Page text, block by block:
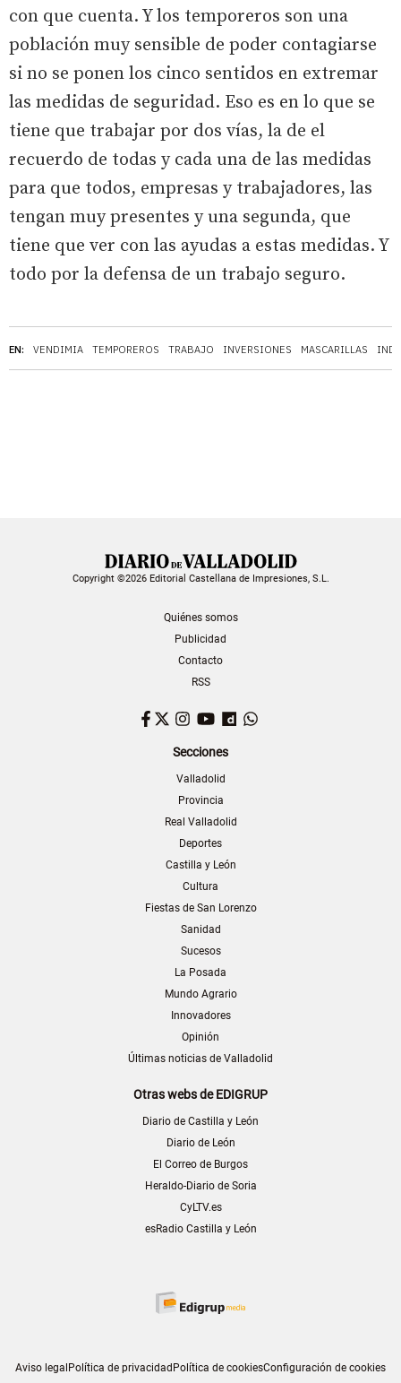
EN: VENDIMIA TEMPOREROS TRABAJO INVERSIONES MASCARILLAS
con que cuenta. Y los temporeros son una
población muy sensible de poder contagiarse
si no se ponen los cinco sentidos en extremar
las medidas de seguridad. Eso es en lo que se
tiene que trabajar por dos vías, la de el
recuerdo de todas y cada una de las medidas
para que todos, empresas y trabajadores, las
tengan muy presentes y una segunda, que
tiene que ver con las ayudas a estas medidas. Y
todo por la defensa de un trabajo seguro.
Copyright ©2026 Editorial Castellana de Impresiones, S.L.
Quiénes somos
Publicidad
Contacto
RSS
Facebook
TwitterInstagram
YouTubeDailymotion
Secciones
Valladolid
Provincia
Real Valladolid
Deportes
Castilla y León
Cultura
Fiestas de San Lorenzo
Sanidad
Sucesos
La Posada
Mundo Agrario
Innovadores
Opinión
Últimas noticias de Valladolid
Otras webs de EDIGRUP
Diario de Castilla y León
Diario de León
El Correo de Burgos
Heraldo-Diario de Soria
CyLTV.es
esRadio Castilla y León
Aviso legal Política de privacidad Política de cookiesConfiguración de cookies